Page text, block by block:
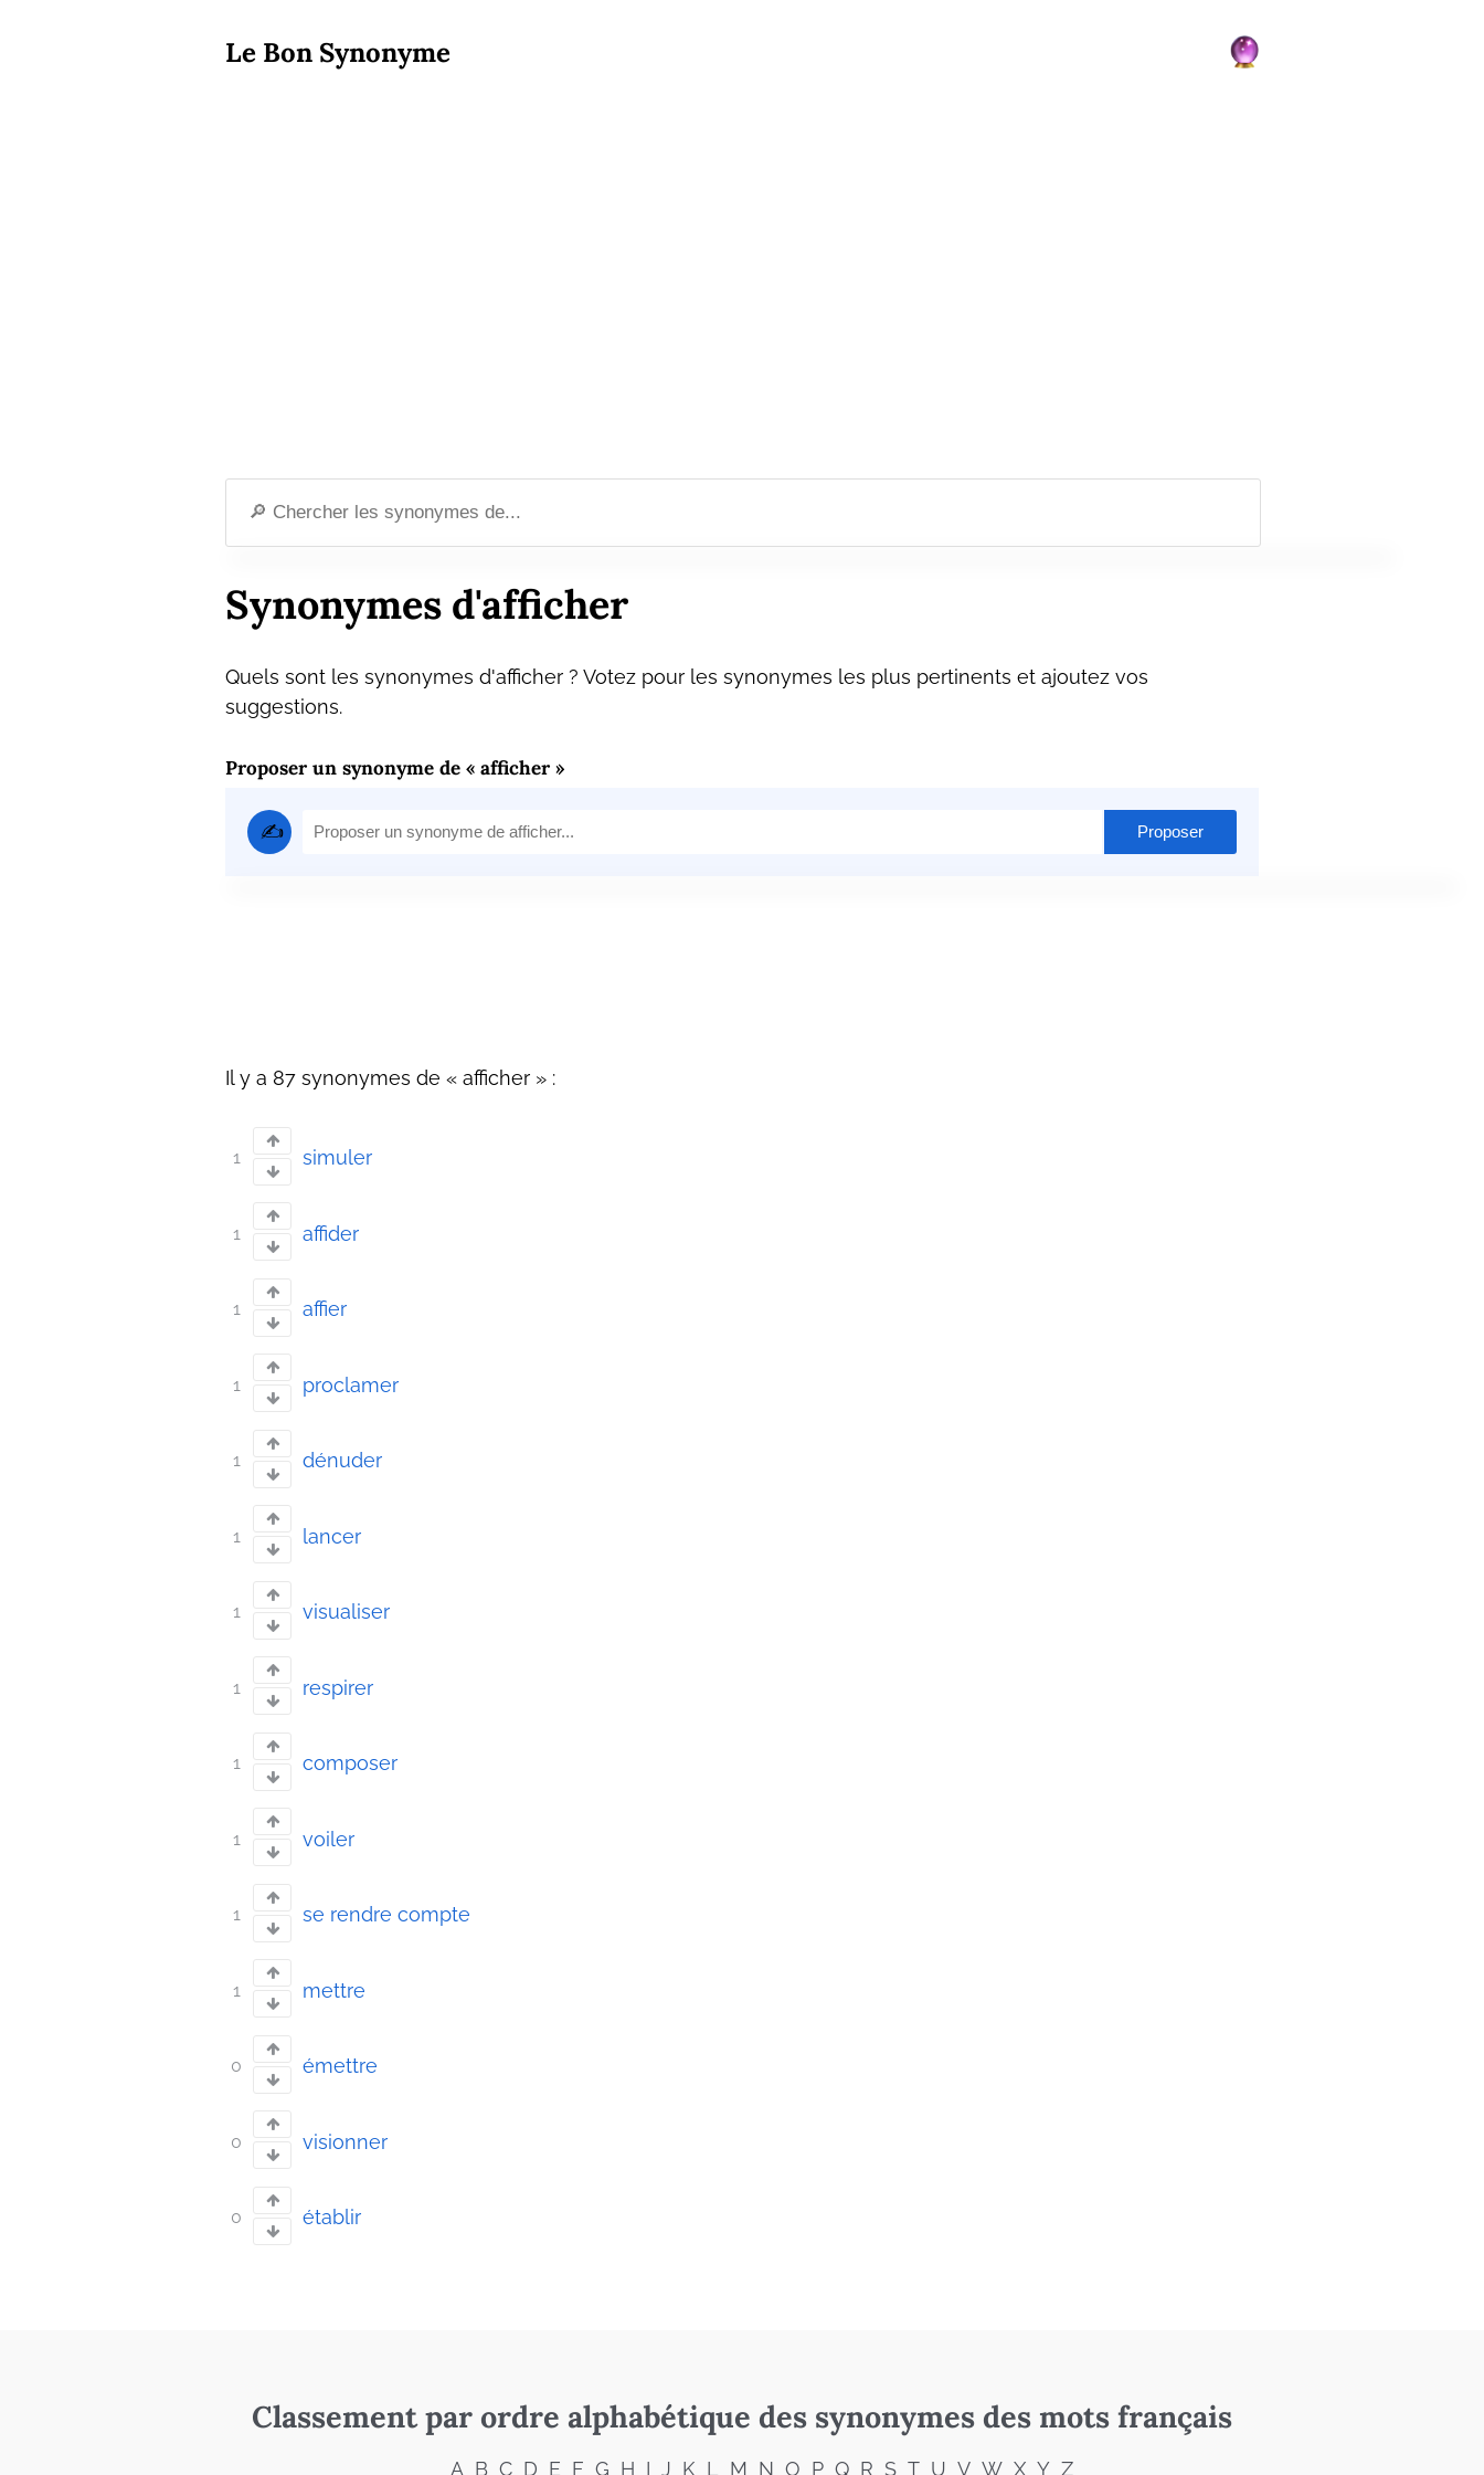
Le Bon Synonyme
Synonymes d'afficher
Quels sont les synonymes d'afficher ? Votez pour les synonymes les plus pertinents et ajoutez vos
suggestions.
Proposer un synonyme de « afficher »
✍️
Il y a 87 synonymes de « afficher » :
1 simuler
1 affider
1 affier
1 proclamer
1 dénuder
1 lancer
1 visualiser
1 respirer
1 composer
1 voiler
1 se rendre compte
1 mettre
0 émettre
0 visionner
0 établir
Classement par ordre alphabétique des synonymes des mots français
A B C D E F G H I J K L M N O P Q R S T U V W X Y Z